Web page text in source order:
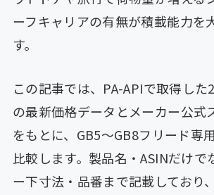
ーフキャリアの有無が積載能力を
す。
この記事では、PA-APIで取得した
の最新価格データとメーカー公式
をもとに、GB5〜GB8フリード専
比較します。製品名・ASINだけで
ー下寸法・品番まで記載しており